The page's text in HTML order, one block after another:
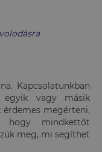
Kapcsolatunkban
egyik vagy másik
megérteni,
hogy mindkettőt
meg, mi segíthet